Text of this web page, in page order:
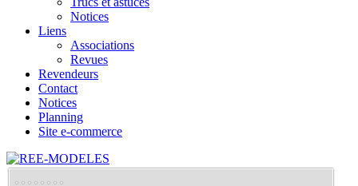
Notices
Liens
Associations
Revues
Revendeurs
Contact
Notices
Planning
Site e-commerce